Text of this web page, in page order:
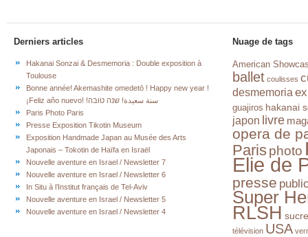
Derniers articles
Hakanai Sonzai & Desmemoria : Double exposition à
Toulouse
Bonne année! Akemashite omedetō ! Happy new year !
¡Feliz año nuevo! !سنة سعيدة! שנה טובה
Paris Photo Paris
Presse Exposition Tikotin Museum
Exposition Handmade Japan au Musée des Arts
Japonais – Tokotin de Haïfa en Israël
Nouvelle aventure en Israel / Newsletter 7
Nouvelle aventure en Israel / Newsletter 6
In Situ à l’Institut français de Tel-Aviv
Nouvelle aventure en Israel / Newsletter 5
Nouvelle aventure en Israel / Newsletter 4
Nuage de tags
American
ballet coulisses
desmemoria
guajiros hakanai
japon livre
opera de
Paris photo
Elie de
presse
Super
RLSH sucre
télévision USA